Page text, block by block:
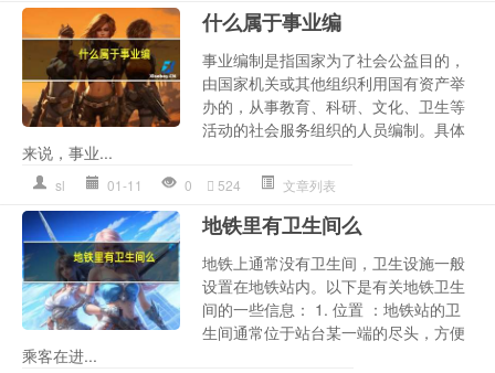
什么属于事业编
事业编制是指国家为了社会公益目的，
由国家机关或其他组织利用国有资产举
办的，从事教育、科研、文化、卫生等
活动的社会服务组织的人员编制。具体
来说，事业...
sl 01-11 0 524 文章列表
地铁里有卫生间么
地铁上通常没有卫生间，卫生设施一般
设置在地铁站内。以下是有关地铁卫生
间的一些信息： 1. 位置 ：地铁站的卫
生间通常位于站台某一端的尽头，方便
乘客在进...